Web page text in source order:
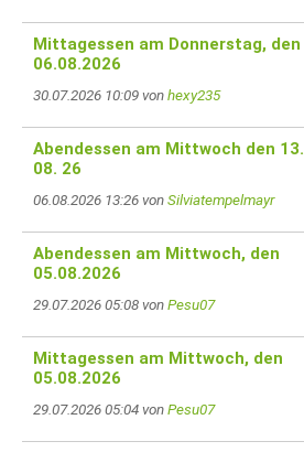
Mittagessen am Donnerstag, den
06.08.2026
30.07.2026 10:09 vonhexy235
Abendessen am Mittwoch den 13.
08. 26
06.08.2026 13:26 vonSilviatempelmayr
Abendessen am Mittwoch, den
05.08.2026
29.07.2026 05:08 vonPesu07
Mittagessen am Mittwoch, den
05.08.2026
29.07.2026 05:04 vonPesu07